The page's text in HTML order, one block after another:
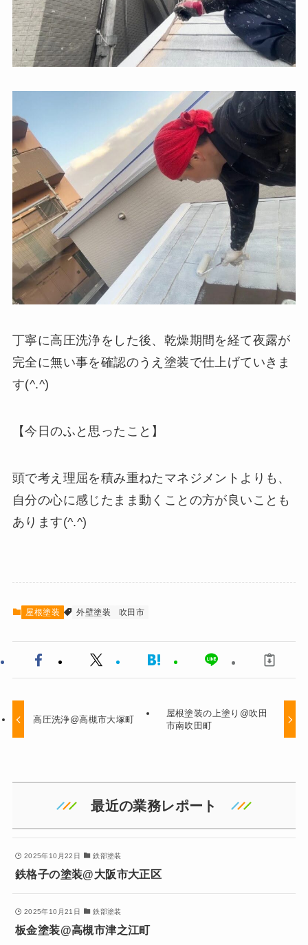
丁寧に高圧洗浄をした後、乾燥期間を経て夜露が
完全に無い事を確認のうえ塗装で仕上げていきま
す(^.^)
【今日のふと思ったこと】
頭で考え理屈を積み重ねたマネジメントよりも、
自分の心に感じたまま動くことの方が良いことも
あります(^.^)
屋根塗装 外壁塗装 吹田市
高圧洗浄@高槻市大塚町
屋根塗装の上塗り@吹田
市南吹田町
最近の業務レポート
2025年10月22日 鉄部塗装
鉄格子の塗装@大阪市大正区
2025年10月21日 鉄部塗装
板金塗装@高槻市津之江町